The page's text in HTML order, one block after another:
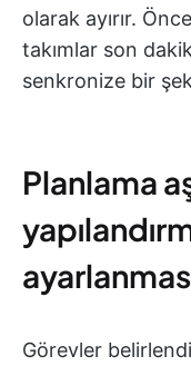
olarak ayırır.
takımlar son
senkronize bir
Planlama
Görevler